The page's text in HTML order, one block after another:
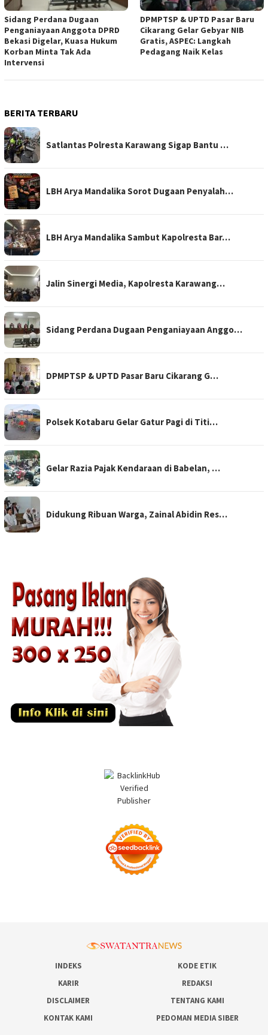
Sidang Perdana Dugaan
Penganiayaan Anggota DPRD
Bekasi Digelar, Kuasa Hukum
Korban Minta Tak Ada
Intervensi
DPMPTSP & UPTD Pasar Baru
Cikarang Gelar Gebyar NIB
Gratis, ASPEC: Langkah
Pedagang Naik Kelas
BERITA TERBARU
Satlantas Polresta Karawang Sigap Bantu …
LBH Arya Mandalika Sorot Dugaan Penyalah…
LBH Arya Mandalika Sambut Kapolresta Bar…
Jalin Sinergi Media, Kapolresta Karawang…
Sidang Perdana Dugaan Penganiayaan Anggo…
DPMPTSP & UPTD Pasar Baru Cikarang G…
Polsek Kotabaru Gelar Gatur Pagi di Titi…
Gelar Razia Pajak Kendaraan di Babelan, …
Didukung Ribuan Warga, Zainal Abidin Res…
INDEKS
KODE ETIK
KARIR
REDAKSI
DISCLAIMER
TENTANG KAMI
KONTAK KAMI
PEDOMAN MEDIA SIBER